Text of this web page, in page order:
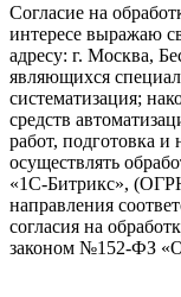
Согласие на
интересе выражаю
адресу: г. Москва,
являющихся
систематизация;
средств
работ, подготовка
осуществлять
«1С-Битрикс», (ОГРН
направления
согласия на
законом №152-ФЗ «О